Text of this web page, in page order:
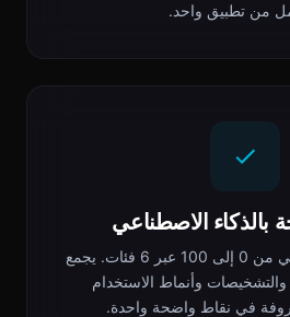
من تطبيق واحد.
بالذكاء الاصطناعي
احصل على تقييم صحي من 0 إلى 100 عبر 6 فئات. يجمع
وأنماط الاستخدام
في نقاط واضحة واحدة.